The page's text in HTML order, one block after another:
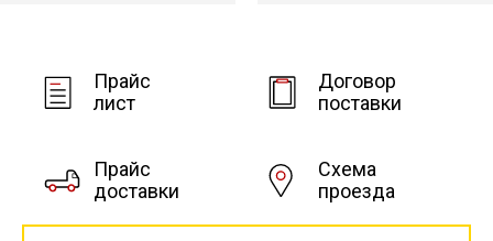
Прайс
лист
Договор
поставки
Прайс
доставки
Схема
проезда